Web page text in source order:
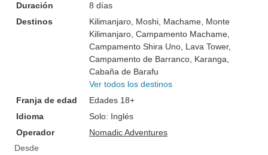
Duración
8 días
Destinos
Kilimanjaro , Moshi , Machame , Monte
Kilimanjaro , Campamento Machame
Campamento Shira Uno , Lava Tower,
Campamento de Barranco , Karanga
Cabaña de Barafu
Ver todos los destinos
Franja de edad
Edades 18+
Idioma
Solo: Inglés
Operador
Nomadic Adventures
Desde